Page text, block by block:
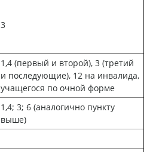
3
1,4 (первый и второй), 3 (третий
и последующие), 12 на инвалида,
учащегося по очной форме
1,4; 3; 6 (аналогично пункту
выше)